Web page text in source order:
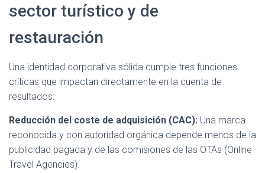
sector turístico y de
restauración
Una identidad corporativa sólida cumple tres funciones
críticas que impactan directamente en la cuenta de
resultados:
Reducción del coste de adquisición (CAC): Una marca
reconocida y con autoridad orgánica depende menos de la
publicidad pagada y de las comisiones de las OTAs (Online
Travel Agencies).